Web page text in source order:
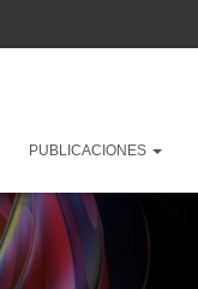
PUBLICACIONES